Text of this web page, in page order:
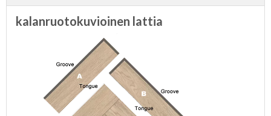
kalanruotokuvioinen lattia